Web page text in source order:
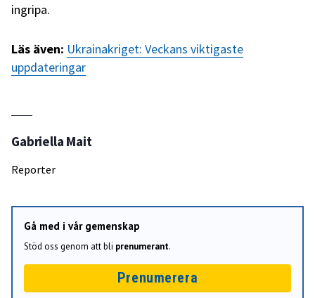
ingripa.
Läs även: Ukrainakriget: Veckans viktigaste
uppdateringar
Gabriella Mait
Reporter
Gå med i vår gemenskap
Stöd oss genom att bli prenumerant.
Prenumerera